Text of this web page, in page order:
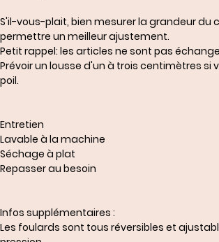
S'il-vous-plait, bien mesurer la grandeur du
permettre un meilleur ajustement.
Petit rappel: les articles ne sont pas
Prévoir un lousse d'un à trois centimètres si
poil.
Entretien
Lavable à la machine
Séchage à plat
Repasser au besoin
Infos supplémentaires :
Les foulards sont tous réversibles et